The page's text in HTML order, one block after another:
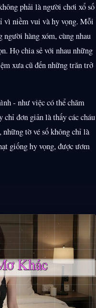
phải là người chơi xổ số
vì niềm vui và hy vọng. Mỗi
người hàng xóm, cùng nhau
Họ chia sẻ với nhau những
xưa cũ đến những trăn trở
- như việc có thể chăm
chỉ đơn giản là thấy các cháu
những tờ vé số không chỉ là
giống hy vọng, được ươm